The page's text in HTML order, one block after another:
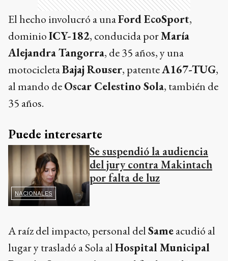
El hecho involucró a unaFord EcoSport,
dominioICY-182, conducida porMaría
Alejandra Tangorra, de 35 años, y una
motocicletaBajaj Rouser, patenteA167-TUG,
al mando deOscar Celestino Sola, también de
35 años.
Puede interesarte
NACIONALES
Se suspendió la audiencia
del jury contra Makintach
por falta de luz
A raíz del impacto, personal delSameacudió al
lugar y trasladó a Sola alHospital Municipal